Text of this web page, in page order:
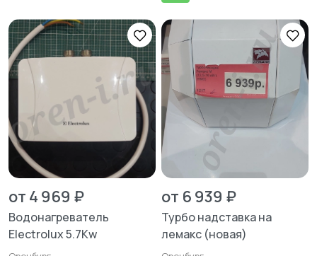
от 4 969 ₽
Водонагреватель
Electrolux 5.7Kw
от 6 939 ₽
Турбо надставка на
лемакс (новая)